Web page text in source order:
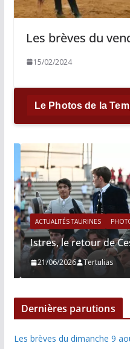
Les brèves du
15/02/2024
Le Photos de la
ACTUALITÉS TAURINES
Istres, le retour de
21/06/2026 Tertulias
Dernières parutions
Les brèves du dimanche 9